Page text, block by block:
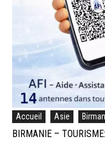
Accueil Asie
BIRMANIE –